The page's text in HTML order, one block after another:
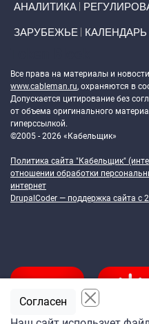
АНАЛИТИКА
ЗАРУБЕЖЬЕ КАЛЕНДАРЬ
Все права на материалы и
www.cableman.ru, охраняются в
Допускается цитирование без
от объема оригинального
гиперссылкой.
©2005 - 2026 «Кабельщик»
Политика сайта "Кабельщик"
отношении обработки
интернет
DrupalCoder — поддержка сайта c
Согласен